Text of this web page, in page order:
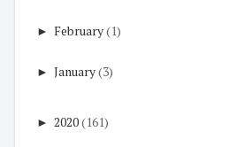
► February(1)
► January(3)
► 2020(161)